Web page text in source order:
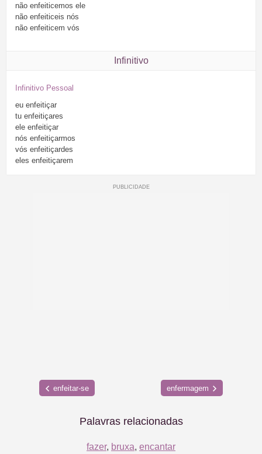
não enfeiticemos ele
não enfeiticeis nós
não enfeiticem vós
Infinitivo
Infinitivo Pessoal
eu enfeitiçar
tu enfeitiçares
ele enfeitiçar
nós enfeitiçarmos
vós enfeitiçardes
eles enfeitiçarem
enfeitar-se enfermagem
Palavras relacionadas
fazer, bruxa, encantar